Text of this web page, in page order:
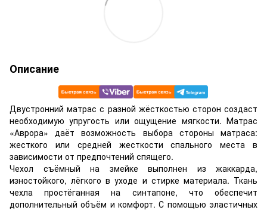
Описание
Двустронний матрас с разной жёсткостью сторон создаст
необходимую упругость или ощущение мягкости. Матрас
«Аврора» даёт возможность выбора стороны матраса:
жесткого или средней жесткости спального места в
зависимости от предпочтений спящего.
Чехол съёмный на змейке выполнен из жаккарда,
изностойкого, лёгкого в уходе и стирке материала. Ткань
чехла простёганная на синтапоне, что обеспечит
дополнительный объём и комфорт. С помощью эластичных